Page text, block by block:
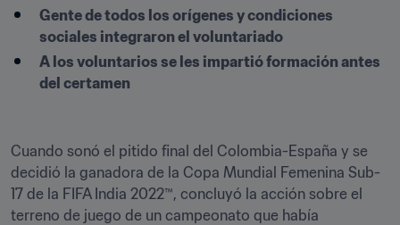
Gente de todos los orígenes y condiciones
sociales integraron el voluntariado
A los voluntarios se les impartió formación antes
del certamen
Cuando sonó el pitido final del Colombia-España y se
decidió la ganadora de la Copa Mundial Femenina Sub-
17 de la FIFA India 2022™, concluyó la acción sobre el
terreno de juego de un campeonato que había